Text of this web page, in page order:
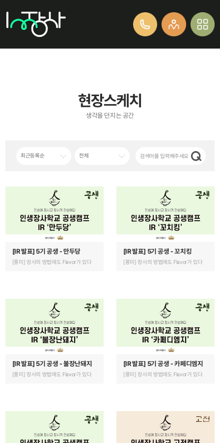
현장스케치
생각을 던지는 공간
최근등록순 전체
[IR 발표] 5기 공생 - 만두당
[풍미] 장사의 방법에도 Flavor가 있다
[IR 발표] 5기 공생 - 꼬치킹
[풍미] 장사의 방법에도 Flavor가 있다
[IR 발표] 5기 공생 - 불장난돼지
[풍미] 장사의 방법에도 Flavor가 있다
[IR 발표] 5기 공생 - 카페디엠지
[풍미] 장사의 방법에도 Flavor가 있다